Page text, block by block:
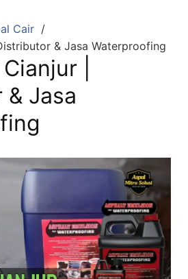
Cair
& Jasa Waterproofing
|
Jasa